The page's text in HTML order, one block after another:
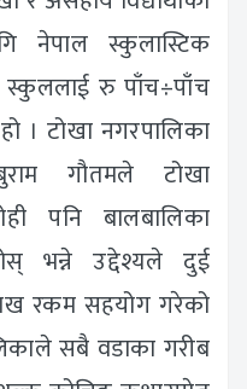
नेपाल स्कुलास्टिक
रु पाँच÷पाँच
। टोखा नगरपालिका
गौतमले टोखा
पनि बालबालिका
भन्ने उद्देश्यले दुई
रकम सहयोग गरेको
सबै वडाका गरीब